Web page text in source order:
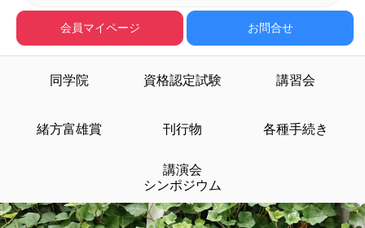
会員マイページ お問合せ
同学院 資格認定試験 講習会
緒方富雄賞 刊行物 各種手続き
講演会
シンポジウム